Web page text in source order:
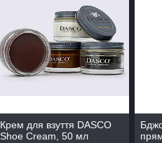
Крем для взуття DASCO
Shoe Cream, 50 мл